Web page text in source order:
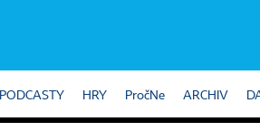
PODCASTY HRY PročNe ARCHIV